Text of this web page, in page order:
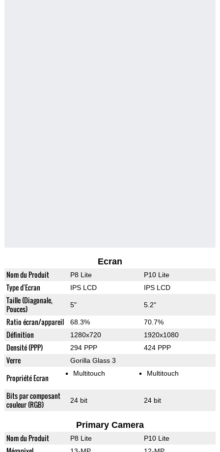
Ecran
Nom du Produit P8 Lite P10 Lite
Type d'Ecran IPS LCD IPS LCD
Taille (Diagonale,
Pouces)
5" 5.2"
Ratio écran/appareil 68.3% 70.7%
Définition 1280x720 1920x1080
Densité (PPP) 294 PPP 424 PPP
Verre Gorilla Glass 3
Propriété Ecran Multitouch Multitouch
Bits par composant
couleur (RGB)
24 bit 24 bit
Primary Camera
Nom du Produit P8 Lite P10 Lite